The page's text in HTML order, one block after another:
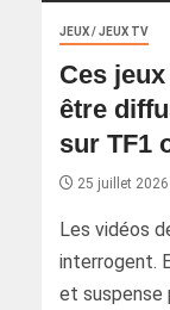
JEUX / JEUX TV
Ces
être
sur TF1
25 juillet 2026
Les vidéos
interrogent.
et suspense